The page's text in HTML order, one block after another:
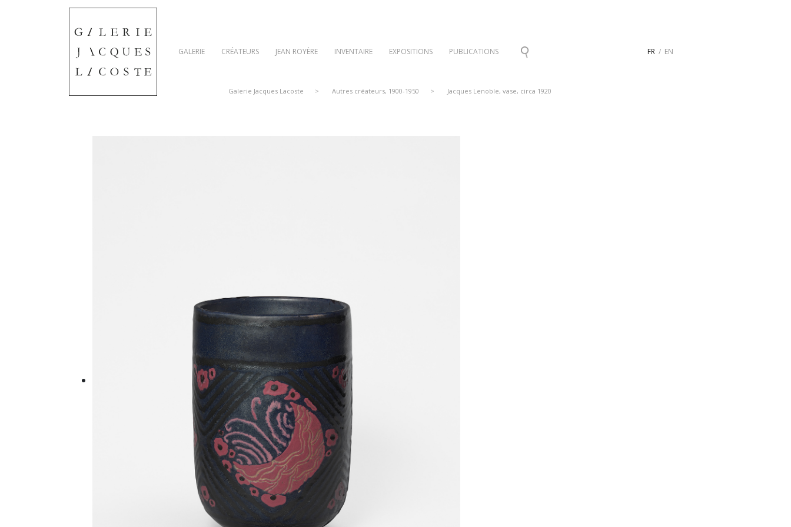
GALERIE CRÉATEURS JEAN ROYÈRE INVENTAIRE EXPOSITIONS PUBLICATIONS FR EN
Galerie Jacques Lacoste > Autres créateurs, 1900-1950 > Jacques Lenoble, vase, circa 1920